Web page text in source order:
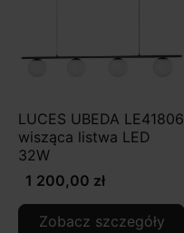
LUCES UBEDA LE41806
wisząca listwa LED
32W
1 200,00 zł
Zobacz szczegóły